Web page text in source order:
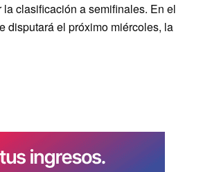
clasificación a semifinales. En el
disputará el próximo miércoles, la